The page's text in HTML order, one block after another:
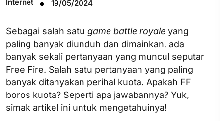
Internet 19/05/2024
Sebagai salah satu game battle royale yang
paling banyak diunduh dan dimainkan, ada
banyak sekali pertanyaan yang muncul seputar
Free Fire. Salah satu pertanyaan yang paling
banyak ditanyakan perihal kuota. Apakah FF
boros kuota? Seperti apa jawabannya? Yuk,
simak artikel ini untuk mengetahuinya!